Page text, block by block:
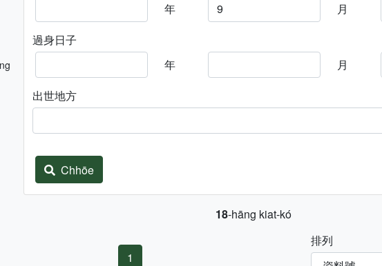
年
月
過身日子
年
月
出世地方
Chhōe
18-hāng kiat-kó
1
排列